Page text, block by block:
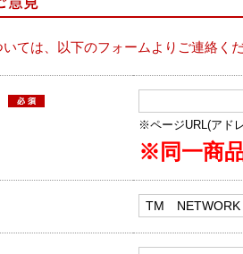
ては、以下のフォームよりご連絡く
※ページURL(アド
※同一商